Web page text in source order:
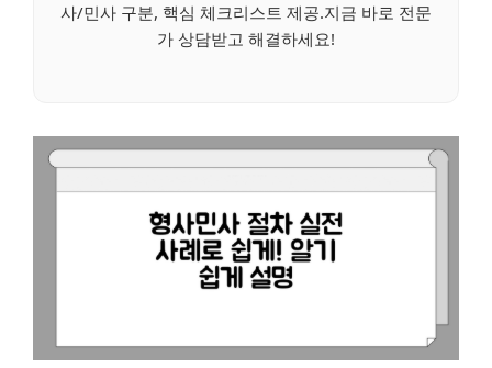
사/민사 구분, 핵심 체크리스트 제공.지금 바로 전문
가 상담받고 해결하세요!